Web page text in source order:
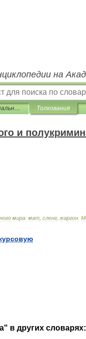
на
Словарь криминального и полукриминального мира Толкования
и
мира: мат сленг жаргон
в других словарях: